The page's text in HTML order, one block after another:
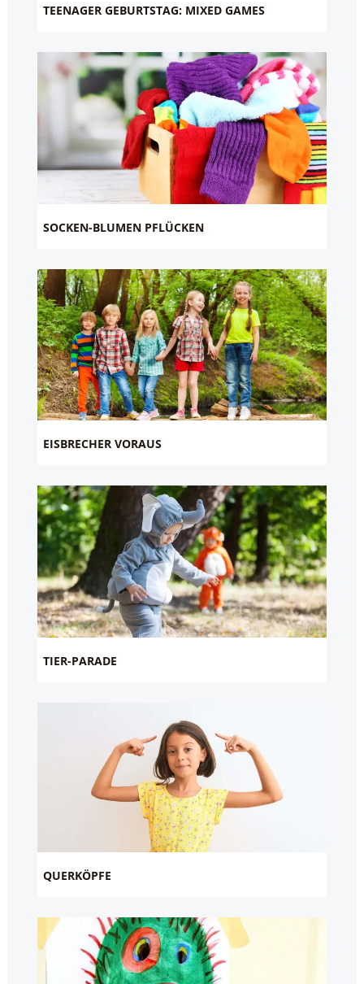
TEENAGER GEBURTSTAG: MIXED GAMES
SOCKEN-BLUMEN PFLÜCKEN
EISBRECHER VORAUS
TIER-PARADE
QUERKÖPFE